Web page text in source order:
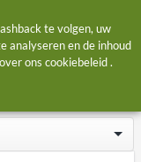
te volgen, uw
analyseren en de inhoud
ons cookiebeleid.